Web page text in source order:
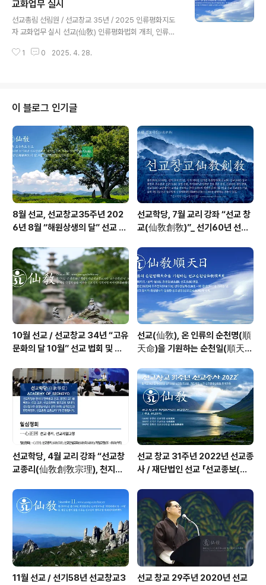
유문(敎喩文)」 - 선교중앙종무원 포선 ※ 선교 정기간행물
“仙敎” 특별호 『정화수기도』 - 선교총림 시정원주님 [선
교의례집] 1권 ※ 환기 9222년 을사년, 선교(仙敎) 교단의
백일안거 여름수행은 재단법인 선교에서 반포한 취정원사
님의 「을사년(乙巳年) 백일안거(百日安居) 교유문(敎喩
교화업무 실시
선교총림 선림원 / 선교창교 35년 / 2025 인류평화지도
자 교화업무 실시 선교(仙敎) 인류평화법회 개최, 인류평
법인 선교(仙敎)와 선교총림 선림원(仙林院)은 “한하늘
에 인류평화지도자 교육과 연수를 마친 선제들의 “교화업
무”를 시작하였습니다. 한민족 고유종교 선교(仙敎) 교단
은 ‘한하늘 한아버지 아래 온 인류가 한자손이 되어 대동개
천 한울세상을 실현하라’ 하신 선교 창시자 취정원사님의
한울세상 교유를 받들어 인류평화지도자를 양성하는 교육
과 연수를 실시하였던 바, 이제 인류평화지도..
1 0 2025. 4. 28.
이 블로그 인기글
8월 선교, 선교창교35주년 202
6년 8월 “해원상생의 달” 선교 법
선교학당, 7월 교리 강좌 “선교 창
교(仙敎創敎)”_ 선기60년 선교
10월 선교 / 선교창교 34년 “고유
문화의 달 10월” 선교 법회 및 수
선교(仙敎), 온 인류의 순천명(順
天命)을 기원하는 순천일(順天
정반포
선교학당, 4월 교리 강좌 “선교창
교종리(仙敎創敎宗理), 천지인
기60년 선교창교36년 열린학당
선교 창교 31주년 2022년 선교종
사 / 재단법인 선교 「선교종보(仙
11월 선교 / 선기58년 선교창교3 선교 창교 29주년 2020년 선교